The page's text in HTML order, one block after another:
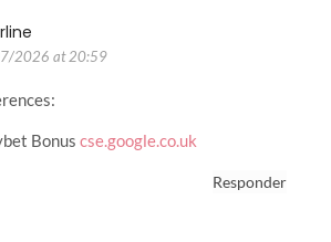
2026 at 20:59
Bonus cse.google.co.uk
Responder